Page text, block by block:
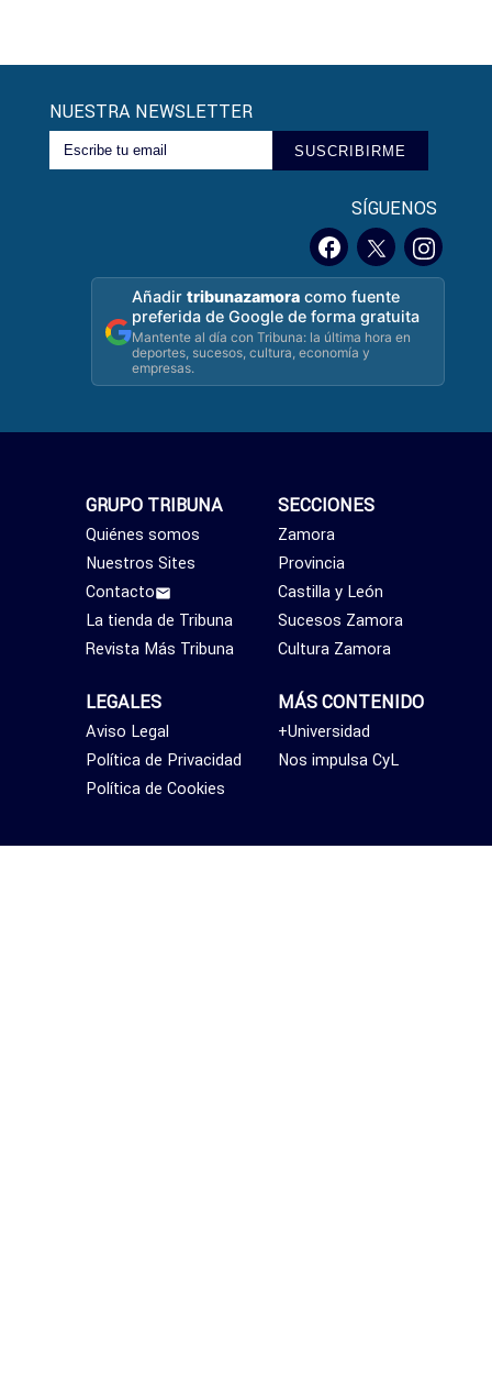
NUESTRA NEWSLETTER
SUSCRIBIRME
SÍGUENOS
Añadirtribunazamora como fuente
preferida de Google de forma gratuita
Mantente al día con Tribuna: la última hora en
deportes, sucesos, cultura, economía y
empresas.
SECCIONES
Zamora
Provincia
Castilla y León
Sucesos Zamora
Cultura Zamora
MÁS CONTENIDO
+Universidad
Nos impulsa CyL
GRUPO TRIBUNA
Quiénes somos
Nuestros Sites
Contacto
La tienda de Tribuna
Revista Más Tribuna
LEGALES
Aviso Legal
Política de Privacidad
Política de Cookies